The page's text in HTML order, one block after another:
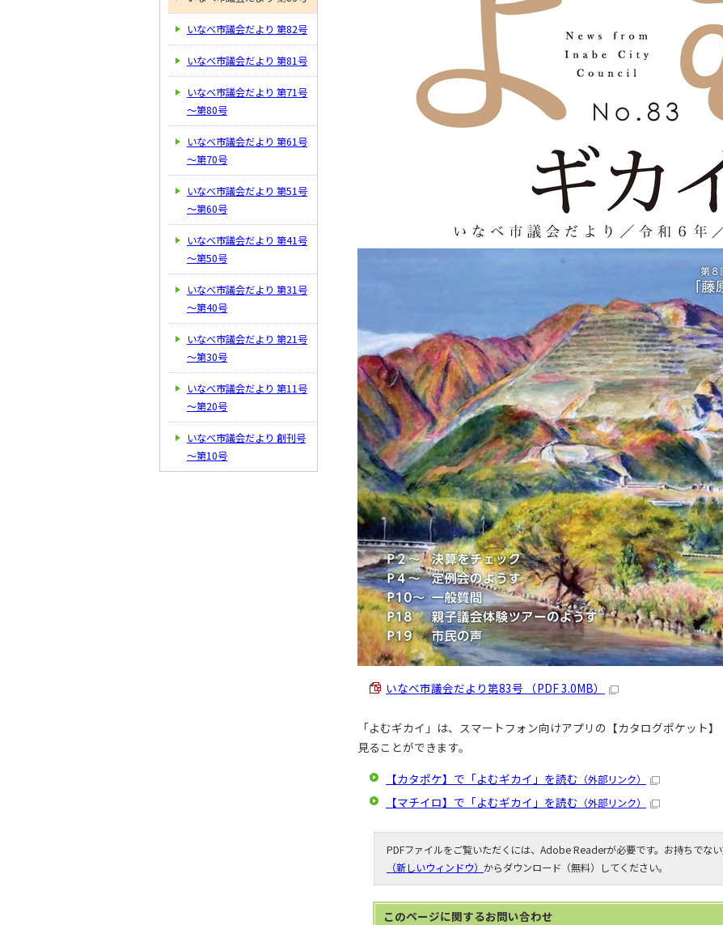
いなべ市議会だより第83号 （PDF 3.0MB）
「よむギカイ」は、スマートフォン向けアプリの【カタログポケット
見ることができます。
【カタポケ】で「よむギカイ」を読む （外部リンク）
【マチイロ】で「よむギカイ」を読む （外部リンク）
PDFファイルをご覧いただくには、Adobe Readerが必要です。お持ちでな
（新しいウィンドウ） からダウンロード（無料）してください。
このページに関するお問い合わせ
いなべ市議会だより 第82号
いなべ市議会だより 第81号
いなべ市議会だより 第71号
～第80号
いなべ市議会だより 第61号
～第70号
いなべ市議会だより 第51号
～第60号
いなべ市議会だより 第41号
～第50号
いなべ市議会だより 第31号
～第40号
いなべ市議会だより 第21号
～第30号
いなべ市議会だより 第11号
～第20号
いなべ市議会だより 創刊号
～第10号